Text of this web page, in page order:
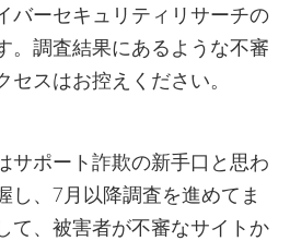
バーセキュリティリサーチの
。調査結果にあるような不審
スはお控えください。
サポート詐欺の新手口と思わ
し、7月以降調査を進めてま
て、被害者が不審なサイトか